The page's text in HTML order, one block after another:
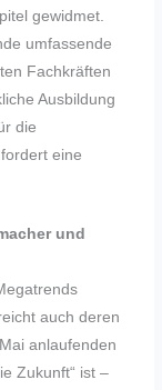
gewidmet.
umfassende
Fachkräften
Ausbildung
die
eine
und
auch deren
anlaufenden
Zukunft“ ist –